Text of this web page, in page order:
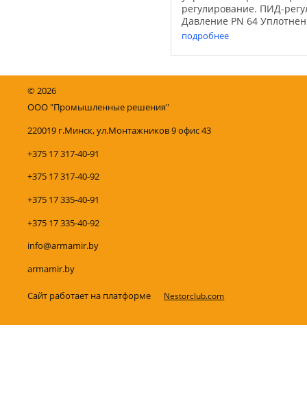
регулирование. ПИД-
Давление PN 64
EPDM Среда
Температура окруж.
подробнее
©2026
ООО "Промышленные решения"
220019 г.Минск, ул.Монтажников 9 офис 43
+375 17 317-40-91
+375 17 317-40-92
+375 17 335-40-91
+375 17 335-40-92
info@armamir.by
armamir.by
Сайт работает на платформе Nestorclub.com